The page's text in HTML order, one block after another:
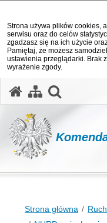
Strona używa plików cookies,
serwisu oraz do celów
zgadzasz się na ich użycie
Pamiętaj, że możesz
ustawienia przeglądarki. Brak
wyrażenie zgody.
Strona główna